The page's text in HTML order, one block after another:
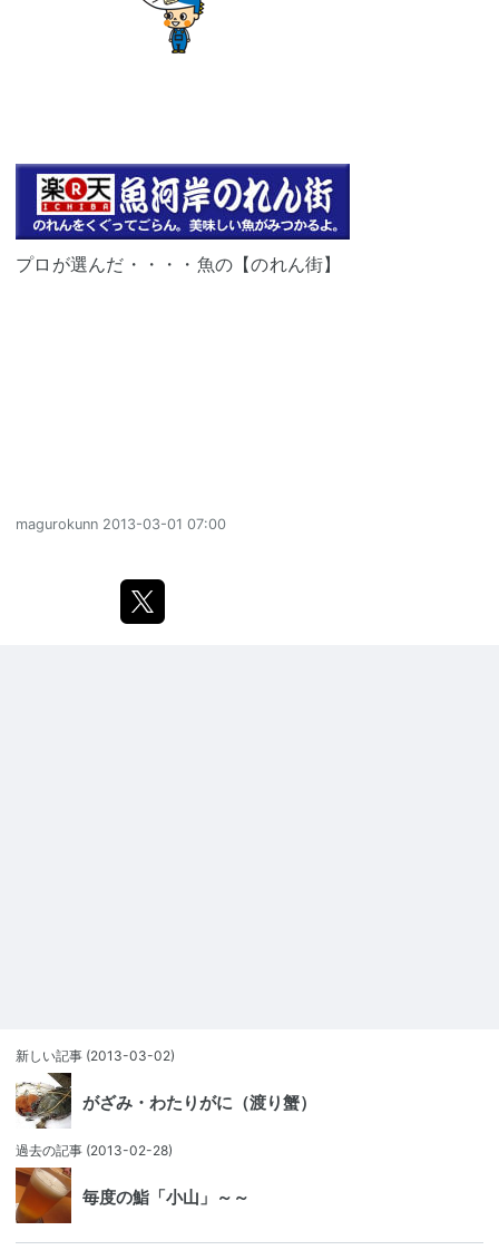
プロが選んだ・・・・魚の【のれん街】
magurokunn 2013-03-01 07:00
新しい記事 (2013-03-02)
がざみ・わたりがに（渡り蟹）
過去の記事 (2013-02-28)
毎度の鮨「小山」～～